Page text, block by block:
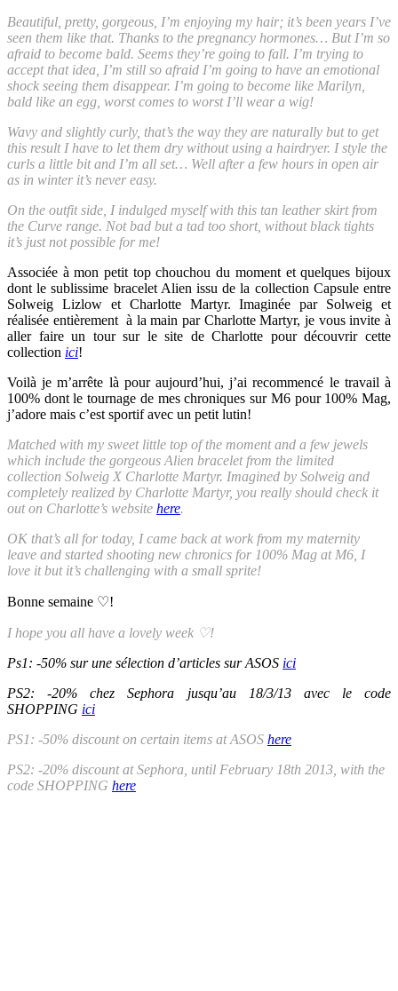
Beautiful, pretty, gorgeous, I’m enjoying my hair; it’s been years I’ve
seen them like that. Thanks to the pregnancy hormones… But I’m so
afraid to become bald. Seems they’re going to fall. I’m trying to
accept that idea, I’m still so afraid I’m going to have an emotional
shock seeing them disappear. I’m going to become like Marilyn,
bald like an egg, worst comes to worst I’ll wear a wig!
Wavy and slightly curly, that’s the way they are naturally but to get
this result I have to let them dry without using a hairdryer. I style the
curls a little bit and I’m all set… Well after a few hours in open air
as in winter it’s never easy.
On the outfit side, I indulged myself with this tan leather skirt from
the Curve range. Not bad but a tad too short, without black tights
it’s just not possible for me!
Associée à mon petit top chouchou du moment et quelques bijoux
dont le sublissime bracelet Alien issu de la collection Capsule entre
Solweig Lizlow et Charlotte Martyr. Imaginée par Solweig et
réalisée entièrement à la main par Charlotte Martyr, je vous invite à
aller faire un tour sur le site de Charlotte pour découvrir cette
collection ici!
Voilà je m’arrête là pour aujourd’hui, j’ai recommencé le travail à
100% dont le tournage de mes chroniques sur M6 pour 100% Mag,
j’adore mais c’est sportif avec un petit lutin!
Matched with my sweet little top of the moment and a few jewels
which include the gorgeous Alien bracelet from the limited
collection Solweig X Charlotte Martyr. Imagined by Solweig and
completely realized by Charlotte Martyr, you really should check it
out on Charlotte’s website here.
OK that’s all for today, I came back at work from my maternity
leave and started shooting new chronics for 100% Mag at M6, I
love it but it’s challenging with a small sprite!
Bonne semaine ♡!
I hope you all have a lovely week ♡!
Ps1: -50% sur une sélection d’articles sur ASOS ici
PS2: -20% chez Sephora jusqu’au 18/3/13 avec le code
SHOPPING ici
PS1: -50% discount on certain items at ASOS here
PS2: -20% discount at Sephora, until February 18th 2013, with the
code SHOPPING here